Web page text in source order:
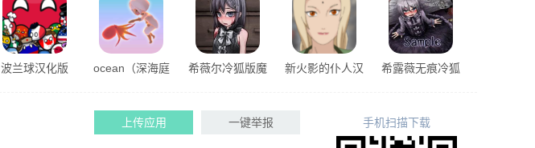
波兰球汉化版
ocean（深海庭
希薇尔冷狐版魔
新火影的仆人汉
希露薇无痕冷狐
上传应用 一键举报 手机扫描下载